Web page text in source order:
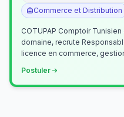
Commerce et Distribution
COTUPAP Comptoir
domaine, recrute Responsable Commercial Titulaire d’une
licence en commerce, gestion,
Postuler